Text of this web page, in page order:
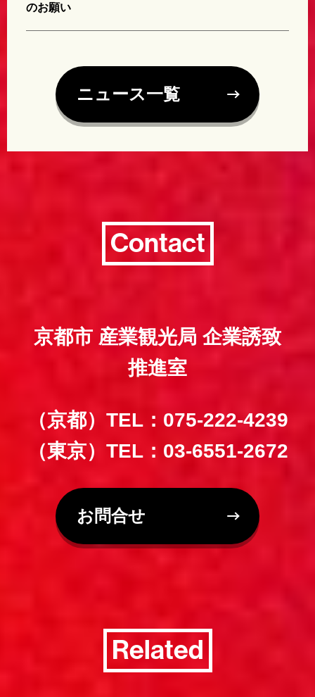
のお願い
ニュース一覧
Contact
京都市 産業観光局 企業誘致
推進室
（京都）TEL：075-222-4239
（東京）TEL：03-6551-2672
お問合せ
Related